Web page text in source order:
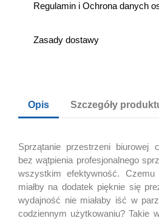
Regulamin i Ochrona danych
Zasady dostawy
Opis Szczegóły
Sprzątanie przestrzeni biurowej
bez wątpienia profesjonalnego
wszystkim efektywność.
miałby na dodatek pięknie się
wydajność nie miałaby iść w
codziennym użytkowaniu? Takie